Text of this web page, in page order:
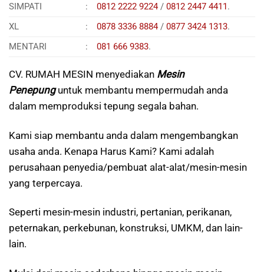
SIMPATI
: 0812 2222 9224 /0812 2447 4411.
XL
: 0878 3336 8884 /0877 3424 1313.
MENTARI
: 081 666 9383.
CV. RUMAH MESIN menyediakan Mesin
Penepunguntuk membantu mempermudah anda
dalam memproduksi tepung segala bahan.
Kami siap membantu anda dalam mengembangkan
usaha anda. Kenapa Harus Kami? Kami adalah
perusahaan penyedia/pembuat alat-alat/mesin-mesin
yang terpercaya.
Seperti mesin-mesin industri, pertanian, perikanan,
peternakan, perkebunan, konstruksi, UMKM, dan lain-
lain.